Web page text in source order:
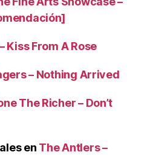
Kiss From A Rose
– Nothing Arrived
The Richer – Don’t
en The Antlers –